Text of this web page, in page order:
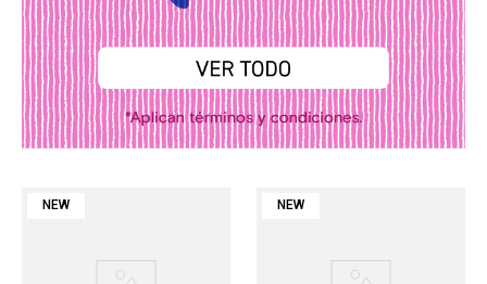
NEW NEW